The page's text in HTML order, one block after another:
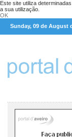
Este site utiliza
a sua utilização.
OK
Sunday, 09 de August